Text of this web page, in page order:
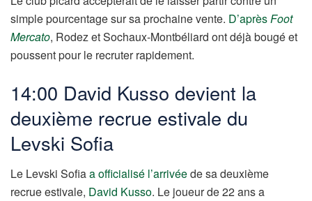
simple pourcentage sur sa prochaine vente. D’aprèsFoot
Mercato, Rodez et Sochaux-Montbéliard ont déjà bougé et
poussent pour le recruter rapidement.
14:00 David Kusso devient la
deuxième recrue estivale du
Levski Sofia
Le Levski Sofiaa officialisé l’arrivéede sa deuxième
recrue estivale, David Kusso. Le joueur de 22 ans a